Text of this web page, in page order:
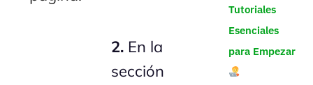
2. En la
sección
Tutoriales
Esenciales
para Empezar